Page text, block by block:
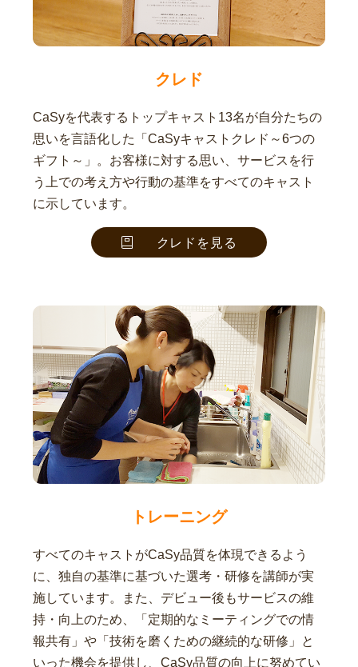
クレド
CaSyを代表するトップキャスト13名が自分たちの
思いを言語化した「CaSyキャストクレド～6つの
ギフト～」。お客様に対する思い、サービスを行
う上での考え方や行動の基準をすべてのキャスト
に示しています。
クレドを見る
トレーニング
すべてのキャストがCaSy品質を体現できるよう
に、独自の基準に基づいた選考・研修を講師が実
施しています。また、デビュー後もサービスの維
持・向上のため、「定期的なミーティングでの情
報共有」や「技術を磨くための継続的な研修」と
いった機会を提供し、CaSy品質の向上に努めてい